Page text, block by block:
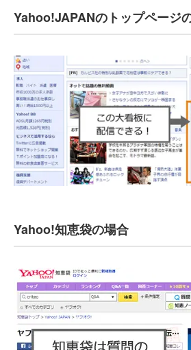
Yahoo!JAPANのトップページ
Yahoo!知恵袋の場合